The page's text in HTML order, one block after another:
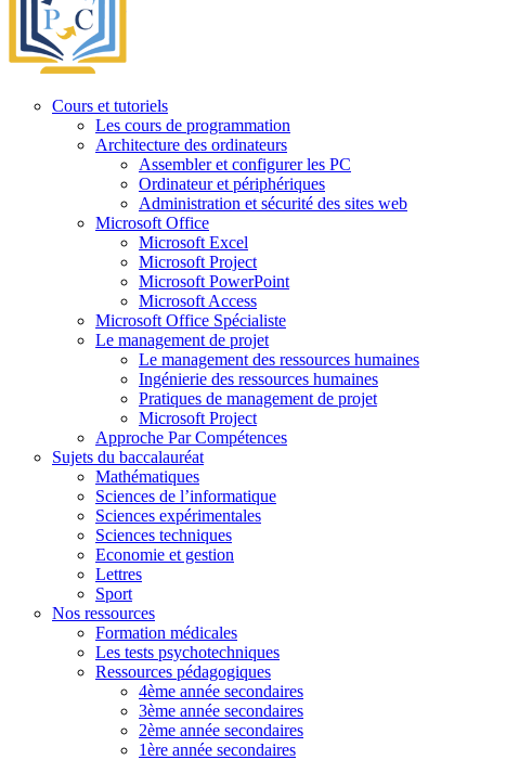
Cours et tutoriels
Les cours de programmation
Architecture des ordinateurs
Assembler et configurer les PC
Ordinateur et périphériques
Administration et sécurité des sites web
Microsoft Office
Microsoft Excel
Microsoft Project
Microsoft PowerPoint
Microsoft Access
Microsoft Office Spécialiste
Le management de projet
Le management des ressources humaines
Ingénierie des ressources humaines
Pratiques de management de projet
Microsoft Project
Approche Par Compétences
Sujets du baccalauréat
Mathématiques
Sciences de l’informatique
Sciences expérimentales
Sciences techniques
Economie et gestion
Lettres
Sport
Nos ressources
Formation médicales
Les tests psychotechniques
Ressources pédagogiques
4ème année secondaires
3ème année secondaires
2ème année secondaires
1ère année secondaires